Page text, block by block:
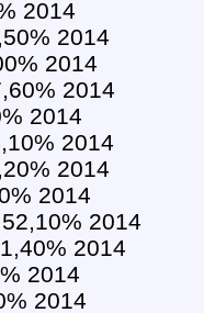
2014
2014
2014
2014
2014
2014
2014
2014
2014
2014
2014
2014